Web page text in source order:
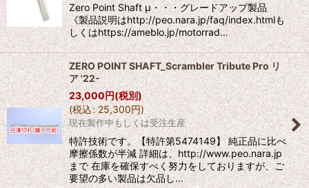
Zero Point Shaft μ・・・グレードアップ製品
《製品説明はhttp://peo.nara.jp/faq/index.htmlも
しくはhttps://ameblo.jp/motorrad…
ZERO POINT SHAFT_Scrambler Tribute Pro リ
ア '22-
23,000円(税別)
(税込: 25,300円)
現在製作中もしくは受注生産
特許技術です。【特許第5474149】 純正品に比べ
摩擦係数が半減 詳細は、http://www.peo.nara.jp
まで 在庫を確保すべく努力をしておりますが、ご
要望の多い製品は欠品し…